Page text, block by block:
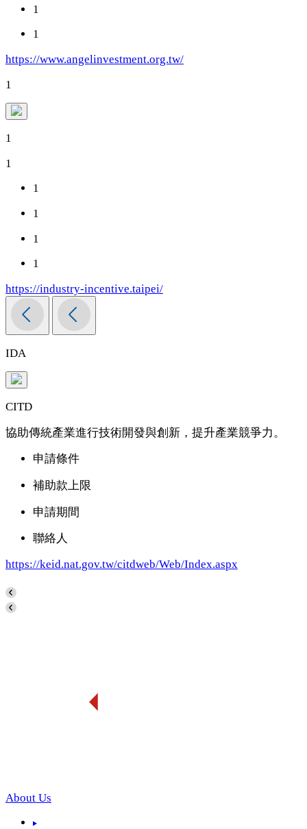
1
1
https://www.angelinvestment.org.tw/
1
1
1
1
1
1
1
https://industry-incentive.taipei/
IDA
CITD
協助傳統產業進行技術開發與創新，提升產業競爭力。
申請條件
補助款上限
申請期間
聯絡人
https://keid.nat.gov.tw/citdweb/Web/Index.aspx
About Us